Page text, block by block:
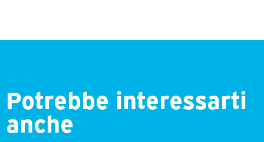
Potrebbe interessarti
anche